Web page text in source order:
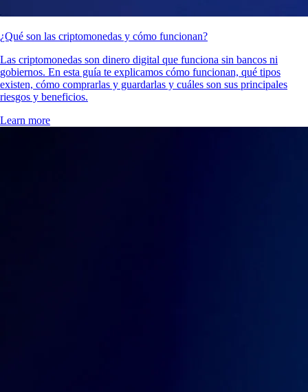
¿Qué son las criptomonedas y cómo funcionan?
Las criptomonedas son dinero digital que funciona sin bancos ni
gobiernos. En esta guía te explicamos cómo funcionan, qué tipos
existen, cómo comprarlas y guardarlas y cuáles son sus principales
riesgos y beneficios.
Learn more